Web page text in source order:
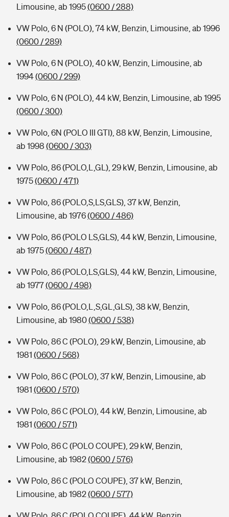
Limousine, ab 1995(0600 / 288)
VW Polo, 6 N (POLO), 74 kW, Benzin, Limousine, ab 1996
(0600 / 289)
VW Polo, 6 N (POLO), 40 kW, Benzin, Limousine, ab
1994(0600 / 299)
VW Polo, 6 N (POLO), 44 kW, Benzin, Limousine, ab 1995
(0600 / 300)
VW Polo, 6N (POLO III GTI), 88 kW, Benzin, Limousine,
ab 1998 (0600 / 303)
VW Polo, 86 (POLO,L,GL), 29 kW, Benzin, Limousine, ab
1975(0600 / 471)
VW Polo, 86 (POLO,S,LS,GLS), 37 kW, Benzin,
Limousine, ab 1976(0600 / 486)
VW Polo, 86 (POLO LS,GLS), 44 kW, Benzin, Limousine,
ab 1975(0600 / 487)
VW Polo, 86 (POLO,LS,GLS), 44 kW, Benzin, Limousine,
ab 1977(0600 / 498)
VW Polo, 86 (POLO,L,S,GL,GLS), 38 kW, Benzin,
Limousine, ab 1980(0600 / 538)
VW Polo, 86 C (POLO), 29 kW, Benzin, Limousine, ab
1981 (0600 / 568)
VW Polo, 86 C (POLO), 37 kW, Benzin, Limousine, ab
1981 (0600 / 570)
VW Polo, 86 C (POLO), 44 kW, Benzin, Limousine, ab
1981 (0600 / 571)
VW Polo, 86 C (POLO COUPE), 29 kW, Benzin,
Limousine, ab 1982(0600 / 576)
VW Polo, 86 C (POLO COUPE), 37 kW, Benzin,
Limousine, ab 1982(0600 / 577)